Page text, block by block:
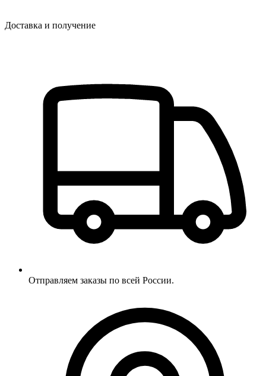
Доставка и получение
Отправляем заказы по всей России.